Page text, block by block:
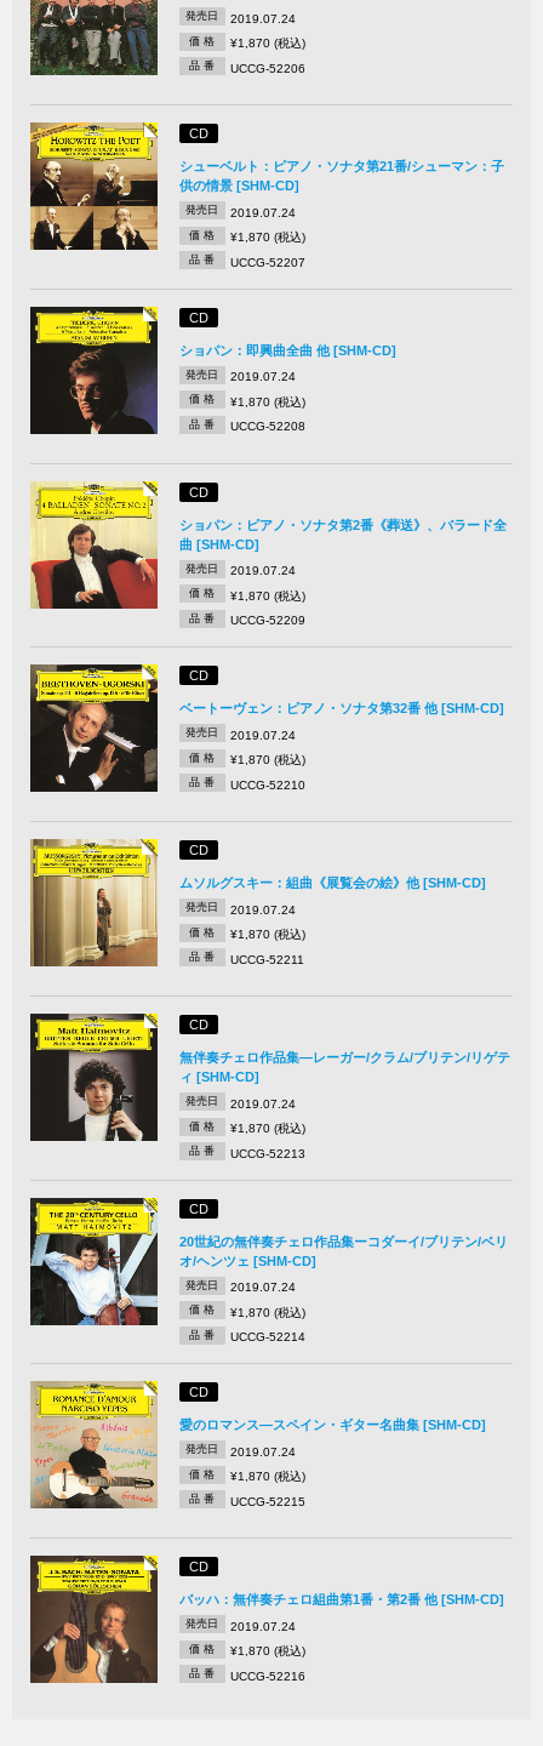
発売日 2019.07.24
価 格 ¥1,870 (税込)
品 番 UCCG-52206
CD
シューベルト：ピアノ・ソナタ第21番/シューマン：子
供の情景 [SHM-CD]
発売日 2019.07.24
価 格 ¥1,870 (税込)
品 番 UCCG-52207
CD
ショパン：即興曲全曲 他 [SHM-CD]
発売日 2019.07.24
価 格 ¥1,870 (税込)
品 番 UCCG-52208
CD
ショパン：ピアノ・ソナタ第2番《葬送》、バラード全
曲 [SHM-CD]
発売日 2019.07.24
価 格 ¥1,870 (税込)
品 番 UCCG-52209
CD
ベートーヴェン：ピアノ・ソナタ第32番 他 [SHM-CD]
発売日 2019.07.24
価 格 ¥1,870 (税込)
品 番 UCCG-52210
CD
ムソルグスキー：組曲《展覧会の絵》他 [SHM-CD]
発売日 2019.07.24
価 格 ¥1,870 (税込)
品 番 UCCG-52211
CD
無伴奏チェロ作品集―レーガー/クラム/ブリテン/リゲテ
ィ [SHM-CD]
発売日 2019.07.24
価 格 ¥1,870 (税込)
品 番 UCCG-52213
CD
20世紀の無伴奏チェロ作品集ーコダーイ/ブリテン/ベリ
オ/ヘンツェ [SHM-CD]
発売日 2019.07.24
価 格 ¥1,870 (税込)
品 番 UCCG-52214
CD
愛のロマンス―スペイン・ギター名曲集 [SHM-CD]
発売日 2019.07.24
価 格 ¥1,870 (税込)
品 番 UCCG-52215
CD
バッハ：無伴奏チェロ組曲第1番・第2番 他 [SHM-CD]
発売日 2019.07.24
価 格 ¥1,870 (税込)
品 番 UCCG-52216